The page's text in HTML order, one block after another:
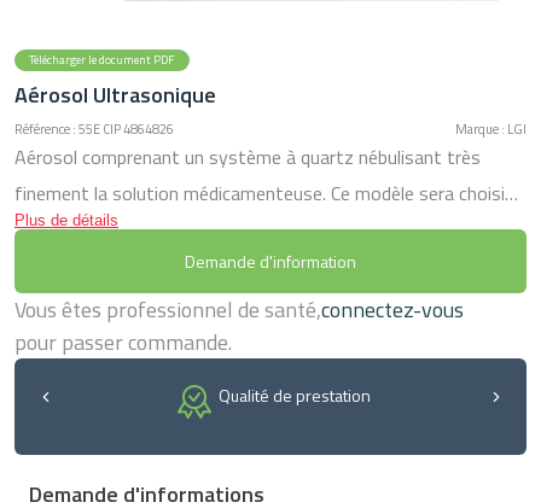
Télécharger le document PDF
Aérosol Ultrasonique
Référence : 55E CIP 4864826 Marque : LGI
Aérosol comprenant un système à quartz nébulisant très
finement la solution médicamenteuse. Ce modèle sera choisi
pour son utilisation simplifiée. Silencieux et rapide, il convient à
de petits volumes. Il est fournit avec une mallette de
transport, et un tube extensible permettant l’utilisation sans
le masque. Produit disponible à la vente et à la location (plus de
renseignements auprès de votre pharmacie).
Plus de détails
Demande d'information
Vous êtes professionnel de santé,connectez-vous
pour passer commande.
Qualité de prestation
Demande d'informations